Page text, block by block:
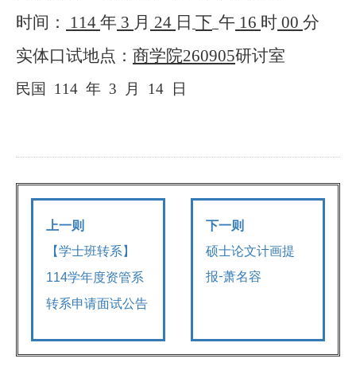
时间：
114 年 3 月 24 日 下 午 16 时 00 分
实体口试地点： 商学院260905研讨室
民国 114 年 3 月 14 日
上一则
【学士班转系】
114学年度资管系
转系申请面试公告
下一则
硕士论文计画提
报-萧名容